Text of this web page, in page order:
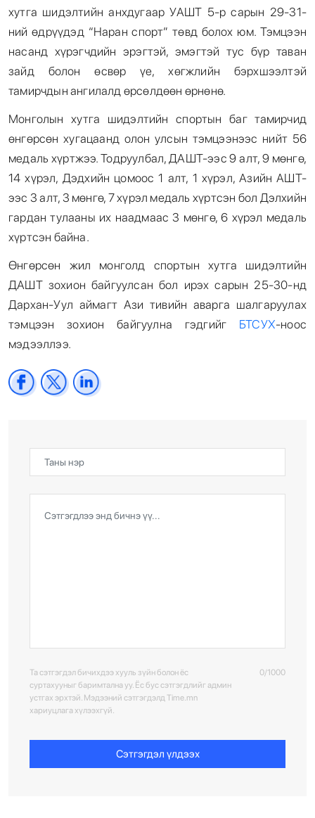
хутга шидэлтийн анхдугаар УАШТ 5-р сарын 29-31-
ний өдрүүдэд “Наран спорт” төвд болох юм. Тэмцээн
насанд хүрэгчдийн эрэгтэй, эмэгтэй тус бүр таван
зайд болон өсвөр үе, хөгжлийн бэрхшээлтэй
тамирчдын ангилалд өрсөлдөөн өрнөнө.
Монголын хутга шидэлтийн спортын баг тамирчид
өнгөрсөн хугацаанд олон улсын тэмцээнээс нийт 56
медаль хүртжээ. Тодруулбал, ДАШТ-ээс 9 алт, 9 мөнгө,
14 хүрэл, Дэдхийн цомоос 1 алт, 1 хүрэл, Азийн АШТ-
ээс 3 алт, 3 мөнгө, 7 хүрэл медаль хүртсэн бол Дэлхийн
гардан тулааны их наадмаас 3 мөнгө, 6 хүрэл медаль
хүртсэн байна.
Өнгөрсөн жил монголд спортын хутга шидэлтийн
ДАШТ зохион байгуулсан бол ирэх сарын 25-30-нд
Дархан-Уул аймагт Ази тивийн аварга шалгаруулах
тэмцээн зохион байгуулна гэдгийг БТСУХ-ноос
мэдээллээ.
Та сэтгэгдэл бичихдээ хууль зүйн болон ёс
суртахууныг баримтална уу. Ёс бус сэтгэгдлийг админ
устгах эрхтэй. Мэдээний сэтгэгдэлд Time.mn
хариуцлага хүлээхгүй.
0/1000
Сэтгэгдэл үлдээх